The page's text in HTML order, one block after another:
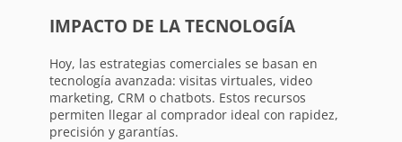
IMPACTO DE LA TECNOLOGÍA
Hoy, las estrategias comerciales se basan en
tecnología avanzada: visitas virtuales, video
marketing, CRM o chatbots. Estos recursos
permiten llegar al comprador ideal con rapidez,
precisión y garantías.